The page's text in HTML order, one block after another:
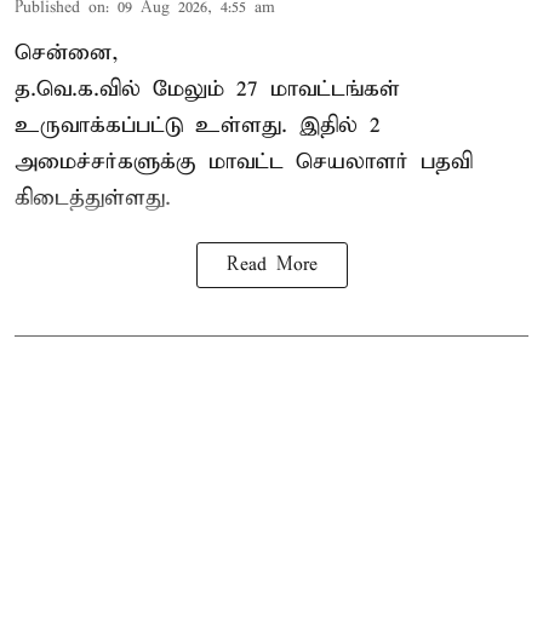
Published on: 09 Aug 2026, 4:55 am
சென்னை,
த.வெ.க.வில் மேலும் 27 மாவட்டங்கள்
உருவாக்கப்பட்டு உள்ளது. இதில் 2
அமைச்சர்களுக்கு மாவட்ட செயலாளர் பதவி
கிடைத்துள்ளது.
Read More